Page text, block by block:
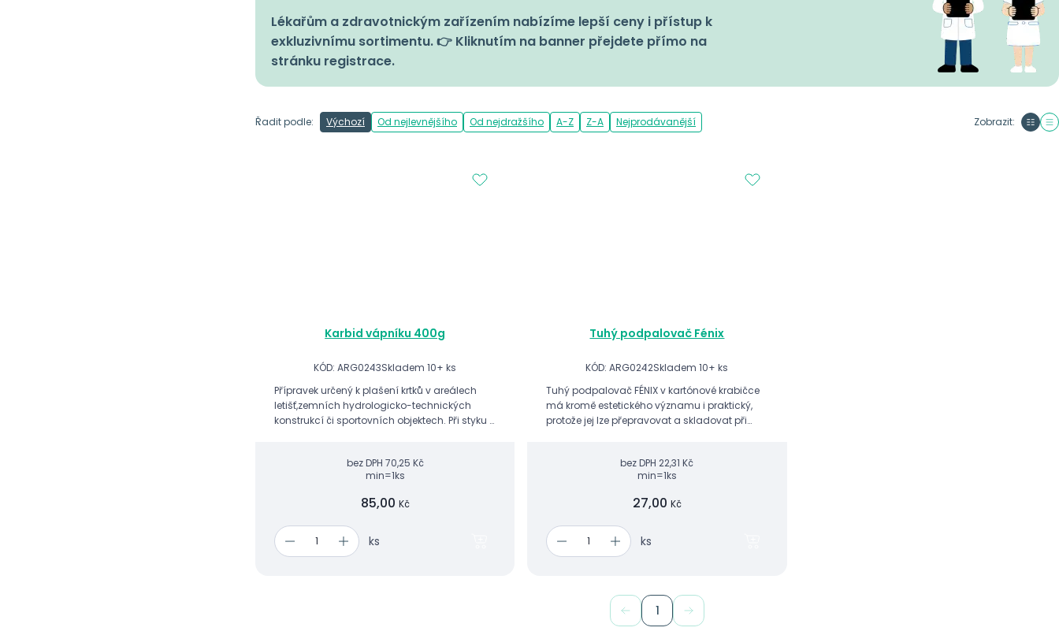
Lékařům a zdravotnickým zařízením nabízíme lepší ceny i přístup k
exkluzivnímu sortimentu. 👉 Kliknutím na banner přejdete přímo na
stránku registrace.
Řadit podle: Výchozí Od nejlevnějšího Od nejdražšího A-Z Z-A Nejprodávanější Zobrazit:
Karbid vápníku 400g
KÓD: ARG0243Skladem 10+ ks
Přípravek určený k plašení krtků v areálech
letišť,zemních hydrologicko-technických
konstrukcí či sportovních objektech. Při styku s
bez DPH 70,25 Kč
min=1ks
85,00 Kč
ks
Tuhý podpalovač Fénix
KÓD: ARG0242Skladem 10+ ks
Tuhý podpalovač FÉNIX v kartónové krabičce
má kromě estetického významu i praktický,
protože jej lze přepravovat a skladovat při
bez DPH 22,31 Kč
min=1ks
27,00 Kč
ks
1